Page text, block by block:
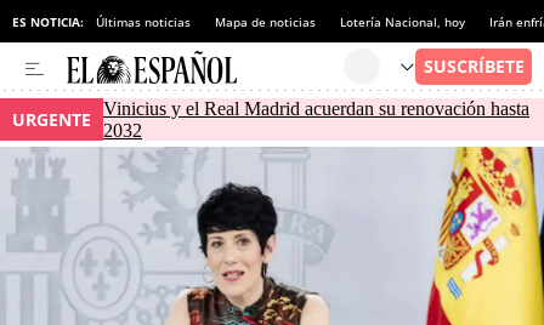
ES NOTICIA: Últimas noticias Mapa de noticias Lotería Nacional, hoy Irán
URGENTE
Vinicius y el Real Madrid acuerdan su renovación hasta
2032